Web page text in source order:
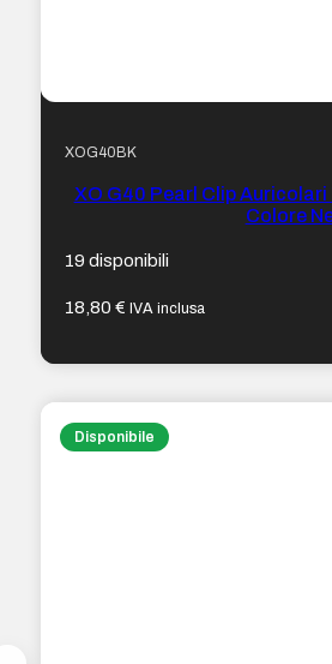
XOG40BK
XO G40 Pearl Clip Auricolari
Colore
19 disponibili
18,80€ IVA inclusa
Disponibile